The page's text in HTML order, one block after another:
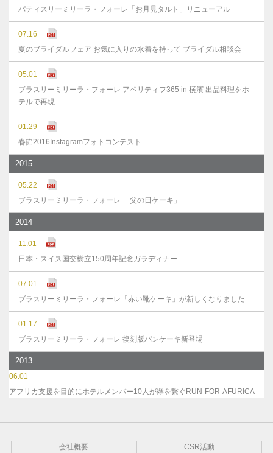
パティスリーミリーラ・フォーレ「お月見タルト」リニューアル
07.16
夏のブライダルフェア お気に入りの水着を持って ブライダル相談会
05.01
ブラスリーミリーラ・フォーレ アペリティフ365 in 横濱 出品料理をホ
テルで再現
01.29
春節2016Instagramフォトコンテスト
2015
05.22
ブラスリーミリーラ・フォーレ 「父の日ケーキ」
2014
11.01
日本・スイス国交樹立150周年記念ガラディナー
07.01
ブラスリーミリーラ・フォーレ「赤い靴ケーキ」が新しくなりました
01.17
ブラスリーミリーラ・フォーレ 復刻版パンケーキ新登場
2013
06.01
アフリカ支援を目的にホテルメンバー10人が襷を繋ぐRUN-FOR-AFURICA
会社概要 CSR活動